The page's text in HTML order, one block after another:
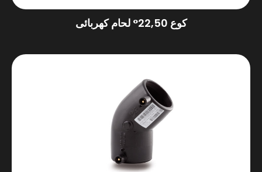
كوع 22,50° لحام كهربائى